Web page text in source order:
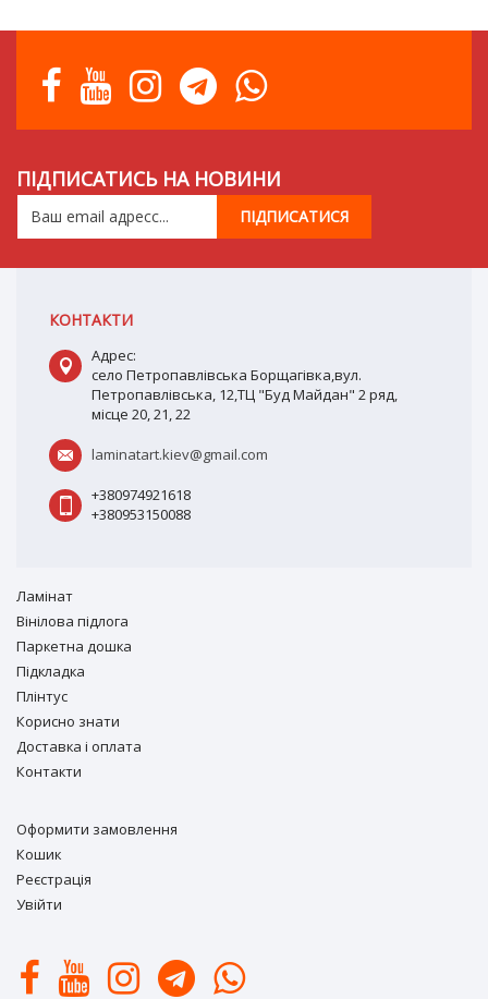
ПІДПИСАТИСЬ НА НОВИНИ
КОНТАКТИ
Адрес:
село Петропавлівська Борщагівка,вул.
Петропавлівська, 12,ТЦ "Буд Майдан" 2 ряд,
місце 20, 21, 22
laminatart.kiev@gmail.com
+380974921618
+380953150088
Ламiнат
Вiнiлова підлога
Паркетна дошка
Підкладка
Плінтус
Корисно знати
Доставка і оплата
Контакти
Оформити замовлення
Кошик
Реєстрація
Увійти